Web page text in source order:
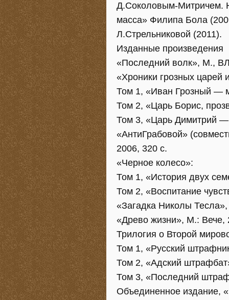
Д.Соколовым-Митричем.
масса» Филипа Бола
Л.Стрельниковой (2011).
Изданные произведения
«Последний волк», М.,
«Хроники грозных царей
Том 1, «Иван Грозный —
Том 2, «Царь Борис,
Том 3, «Царь Димитрий
«АнтиГрабовой»
2006, 320 с.
«Черное колесо»:
Том 1, «История двух
Том 2, «Воспитание
«Загадка Николы
«Древо жизни», М.: Вече,
Трилогия о Второй
Том 1, «Русский
Том 2, «Адский
Том 3, «Последний
Объединенное издание,